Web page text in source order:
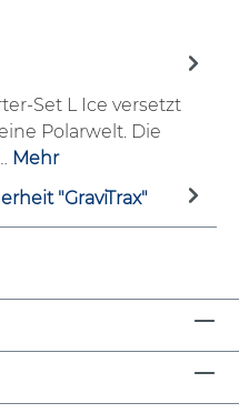
Set L Ice versetzt
Polarwelt. Die
Mehr
"GraviTrax"